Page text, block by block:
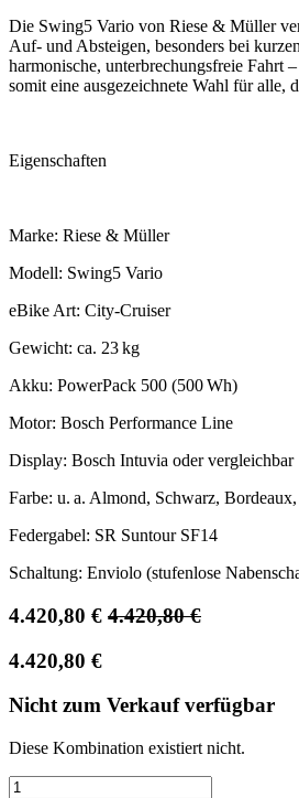
Die Swing5 Vario von Riese & Müller
Auf- und Absteigen, besonders bei
harmonische, unterbrechungsfreie Fahrt
somit eine ausgezeichnete Wahl für
Eigenschaften
Marke: Riese & Müller
Modell: Swing5 Vario
eBike Art: City-Cruiser
Gewicht: ca. 23 kg
Akku: PowerPack 500 (500 Wh)
Motor: Bosch Performance Line
Display: Bosch Intuvia oder vergleichbar
Farbe: u. a. Almond, Schwarz,
Federgabel: SR Suntour SF14
Schaltung: Enviolo (stufenlose
4.420,80 € 4.420,80€
4.420,80 €
Nicht zum Verkauf verfügbar
Diese Kombination existiert nicht.